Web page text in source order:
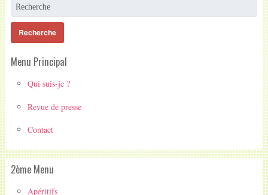
Menu Principal
Qui suis-je ?
Revue de presse
Contact
2ème Menu
Apéritifs